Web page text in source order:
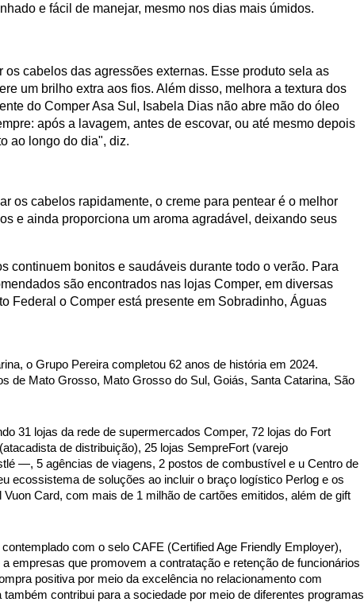
e fácil de manejar, mesmo nos dias mais úmidos.
cabelos das agressões externas. Esse produto sela as
um brilho extra aos fios. Além disso, melhora a textura dos
do Comper Asa Sul, Isabela Dias não abre mão do óleo
após a lavagem, antes de escovar, ou até mesmo depois
ao longo do dia", diz.
os cabelos rapidamente, o creme para pentear é o melhor
e ainda proporciona um aroma agradável, deixando seus
continuem bonitos e saudáveis durante todo o verão. Para
são encontrados nas lojas Comper, em diversas
Federal o Comper está presente em Sobradinho, Águas
o Grupo Pereira completou 62 anos de história em 2024.
de Mato Grosso, Mato Grosso do Sul, Goiás, Santa Catarina, São
31 lojas da rede de supermercados Comper, 72 lojas do Fort
de distribuição), 25 lojas SempreFort (varejo
—, 5 agências de viagens, 2 postos de combustível e u Centro de
ecossistema de soluções ao incluir o braço logístico Perlog e os
Card, com mais de 1 milhão de cartões emitidos, além de gift
com o selo CAFE (Certified Age Friendly Employer),
empresas que promovem a contratação e retenção de funcionários
positiva por meio da excelência no relacionamento com
contribui para a sociedade por meio de diferentes programas